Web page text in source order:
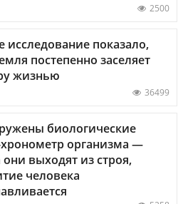
2500
исследование показало,
постепенно заселяет
жизнью
36499
биологические
организма —
они выходят из строя,
человека